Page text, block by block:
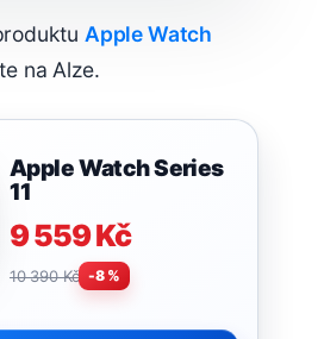
Apple Watch
na Alze.
Apple Watch Series
11
9 559 Kč
10 390 Kč -8 %